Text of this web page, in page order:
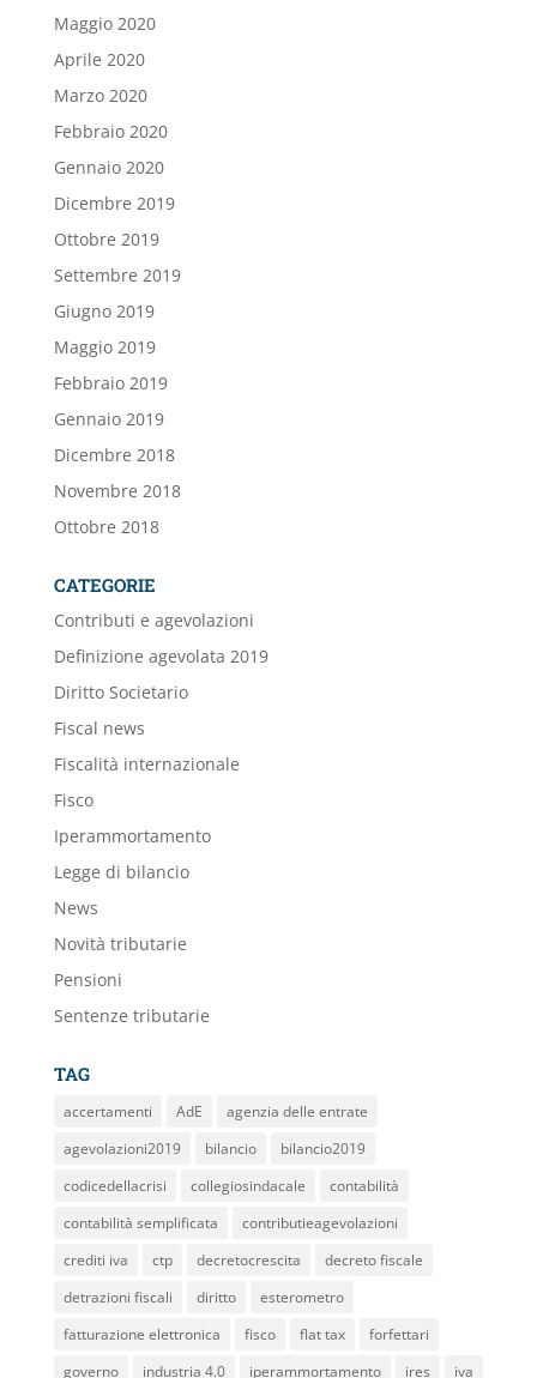
Maggio 2020
Aprile 2020
Marzo 2020
Febbraio 2020
Gennaio 2020
Dicembre 2019
Ottobre 2019
Settembre 2019
Giugno 2019
Maggio 2019
Febbraio 2019
Gennaio 2019
Dicembre 2018
Novembre 2018
Ottobre 2018
CATEGORIE
Contributi e agevolazioni
Definizione agevolata 2019
Diritto Societario
Fiscal news
Fiscalità internazionale
Fisco
Iperammortamento
Legge di bilancio
News
Novità tributarie
Pensioni
Sentenze tributarie
TAG
accertamenti AdE
agenzia delle entrate
agevolazioni2019
bilancio
bilancio2019
codicedellacrisi
collegiosindacale
contabilità
contabilità semplificata
contributieagevolazioni
crediti iva
ctp decretocrescita
decreto fiscale
detrazioni fiscali
diritto
esterometro
fatturazione elettronica
fisco flat tax
forfettari
governo
industria 4.0 iperammortamento ires iva